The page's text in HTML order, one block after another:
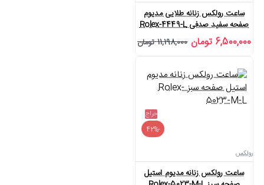
ساعت رولکس زنانه طلایی مدیوم
صفحه سفید صدفی Rolex-4449-L
6,500,000 تومان 11,198,000 تومان
حراج
-42%
رولکس
ساعت رولکس زنانه مدیوم استیل